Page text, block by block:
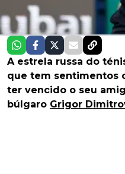
A estrela russa do
que tem sentimentos
ter vencido o seu
búlgaro Grigor